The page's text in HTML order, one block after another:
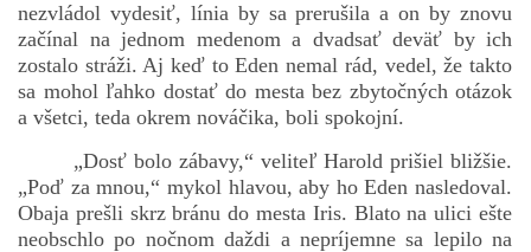
nezvládol vydesiť, línia by sa prerušila a on by znovu
začínal na jednom medenom a dvadsať deväť by ich
zostalo stráži. Aj keď to Eden nemal rád, vedel, že takto
sa mohol ľahko dostať do mesta bez zbytočných otázok
a všetci, teda okrem nováčika, boli spokojní.
„Dosť bolo zábavy,“ veliteľ Harold prišiel bližšie.
„Poď za mnou,“ mykol hlavou, aby ho Eden nasledoval.
Obaja prešli skrz bránu do mesta Iris. Blato na ulici ešte
neobschlo po nočnom daždi a nepríjemne sa lepilo na